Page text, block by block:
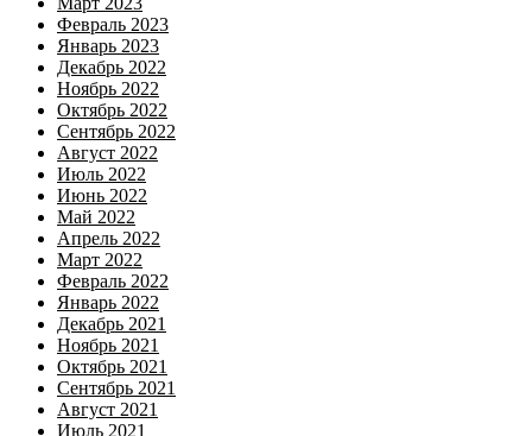
Февраль 2023
Январь 2023
Декабрь 2022
Ноябрь 2022
Октябрь 2022
Сентябрь 2022
Август 2022
Июль 2022
Июнь 2022
Май 2022
Апрель 2022
Март 2022
Февраль 2022
Январь 2022
Декабрь 2021
Ноябрь 2021
Октябрь 2021
Сентябрь 2021
Август 2021
Июль 2021